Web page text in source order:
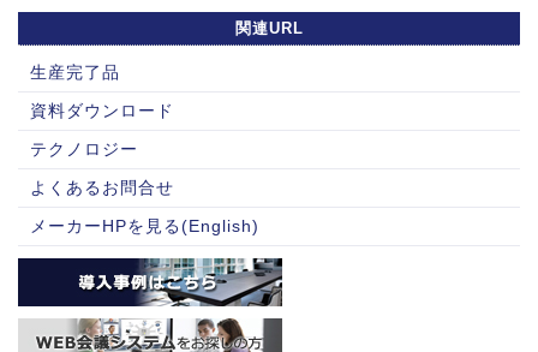
関連URL
生産完了品
資料ダウンロード
テクノロジー
よくあるお問合せ
メーカーHPを見る(English)